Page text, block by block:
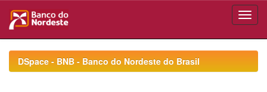
navigationDSpace - BNB - Banco do Nordeste do Brasil